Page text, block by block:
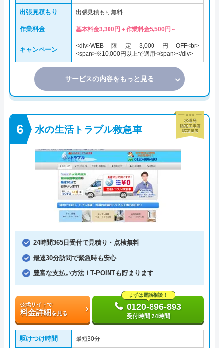
出張見積もり 出張見積もり無料
作業料金 基本料金3,300円＋作業料金5,500円～
キャンペーン
<div>WEB限定3,000円OFF<br>
<span>※10,000円以上で適用</span></div>
サービスの内容をもっと見る
水の生活トラブル救急車
24時間365日受付で見積り・点検無料
最速30分訪問で緊急時も安心
豊富な支払い方法！T-POINTも貯まります
公式サイトで
料金詳細を見る
まずは電話相談！
0120-896-893
受付時間 24時間
駆けつけ時間 最短30分